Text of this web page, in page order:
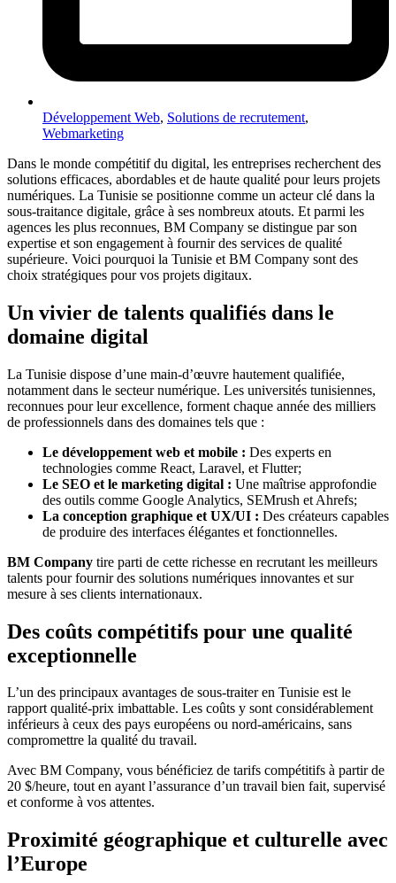
Développement Web, Solutions de recrutement,
Webmarketing
Dans le monde compétitif du digital, les entreprises recherchent des
solutions efficaces, abordables et de haute qualité pour leurs projets
numériques. La Tunisie se positionne comme un acteur clé dans la
sous-traitance digitale, grâce à ses nombreux atouts. Et parmi les
agences les plus reconnues, BM Company se distingue par son
expertise et son engagement à fournir des services de qualité
supérieure. Voici pourquoi la Tunisie et BM Company sont des
choix stratégiques pour vos projets digitaux.
Un vivier de talents qualifiés dans le
domaine digital
La Tunisie dispose d’une main-d’œuvre hautement qualifiée,
notamment dans le secteur numérique. Les universités tunisiennes,
reconnues pour leur excellence, forment chaque année des milliers
de professionnels dans des domaines tels que :
Le développement web et mobile : Des experts en
technologies comme React, Laravel, et Flutter;
Le SEO et le marketing digital : Une maîtrise approfondie
des outils comme Google Analytics, SEMrush et Ahrefs;
La conception graphique et UX/UI : Des créateurs capables
de produire des interfaces élégantes et fonctionnelles.
BM Company tire parti de cette richesse en recrutant les meilleurs
talents pour fournir des solutions numériques innovantes et sur
mesure à ses clients internationaux.
Des coûts compétitifs pour une qualité
exceptionnelle
L’un des principaux avantages de sous-traiter en Tunisie est le
rapport qualité-prix imbattable. Les coûts y sont considérablement
inférieurs à ceux des pays européens ou nord-américains, sans
compromettre la qualité du travail.
Avec BM Company, vous bénéficiez de tarifs compétitifs à partir de
20 $/heure, tout en ayant l’assurance d’un travail bien fait, supervisé
et conforme à vos attentes.
Proximité géographique et culturelle avec
l’Europe